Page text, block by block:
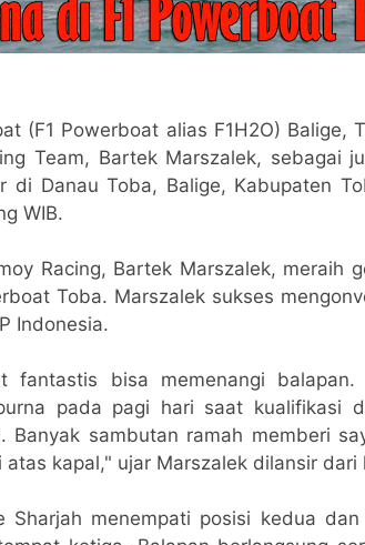
(F1 Powerboat alias F1H2O) Balige,
Team, Bartek Marszalek, sebagai
di Danau Toba, Balige, Kabupaten
WIB.
Racing, Bartek Marszalek, meraih
Toba. Marszalek sukses
Indonesia.
fantastis bisa memenangi
pada pagi hari saat kualifikasi
Banyak sambutan ramah memberi
kapal," ujar Marszalek dilansir dari
Sharjah menempati posisi kedua